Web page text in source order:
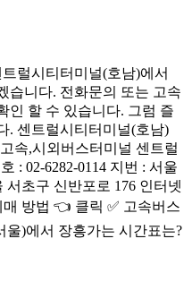
럴시티터미널(호남)에서
습니다. 전화문의 또는 고속
인 할 수 있습니다. 그럼 즐
. 센트럴시티터미널(호남)
속,시외버스터미널 센트럴
: 02-6282-0114 지번 : 서울
서초구 신반포로 176 인터넷
방법 👈 클릭 ✅ 고속버스
)에서 장흥가는 시간표는?